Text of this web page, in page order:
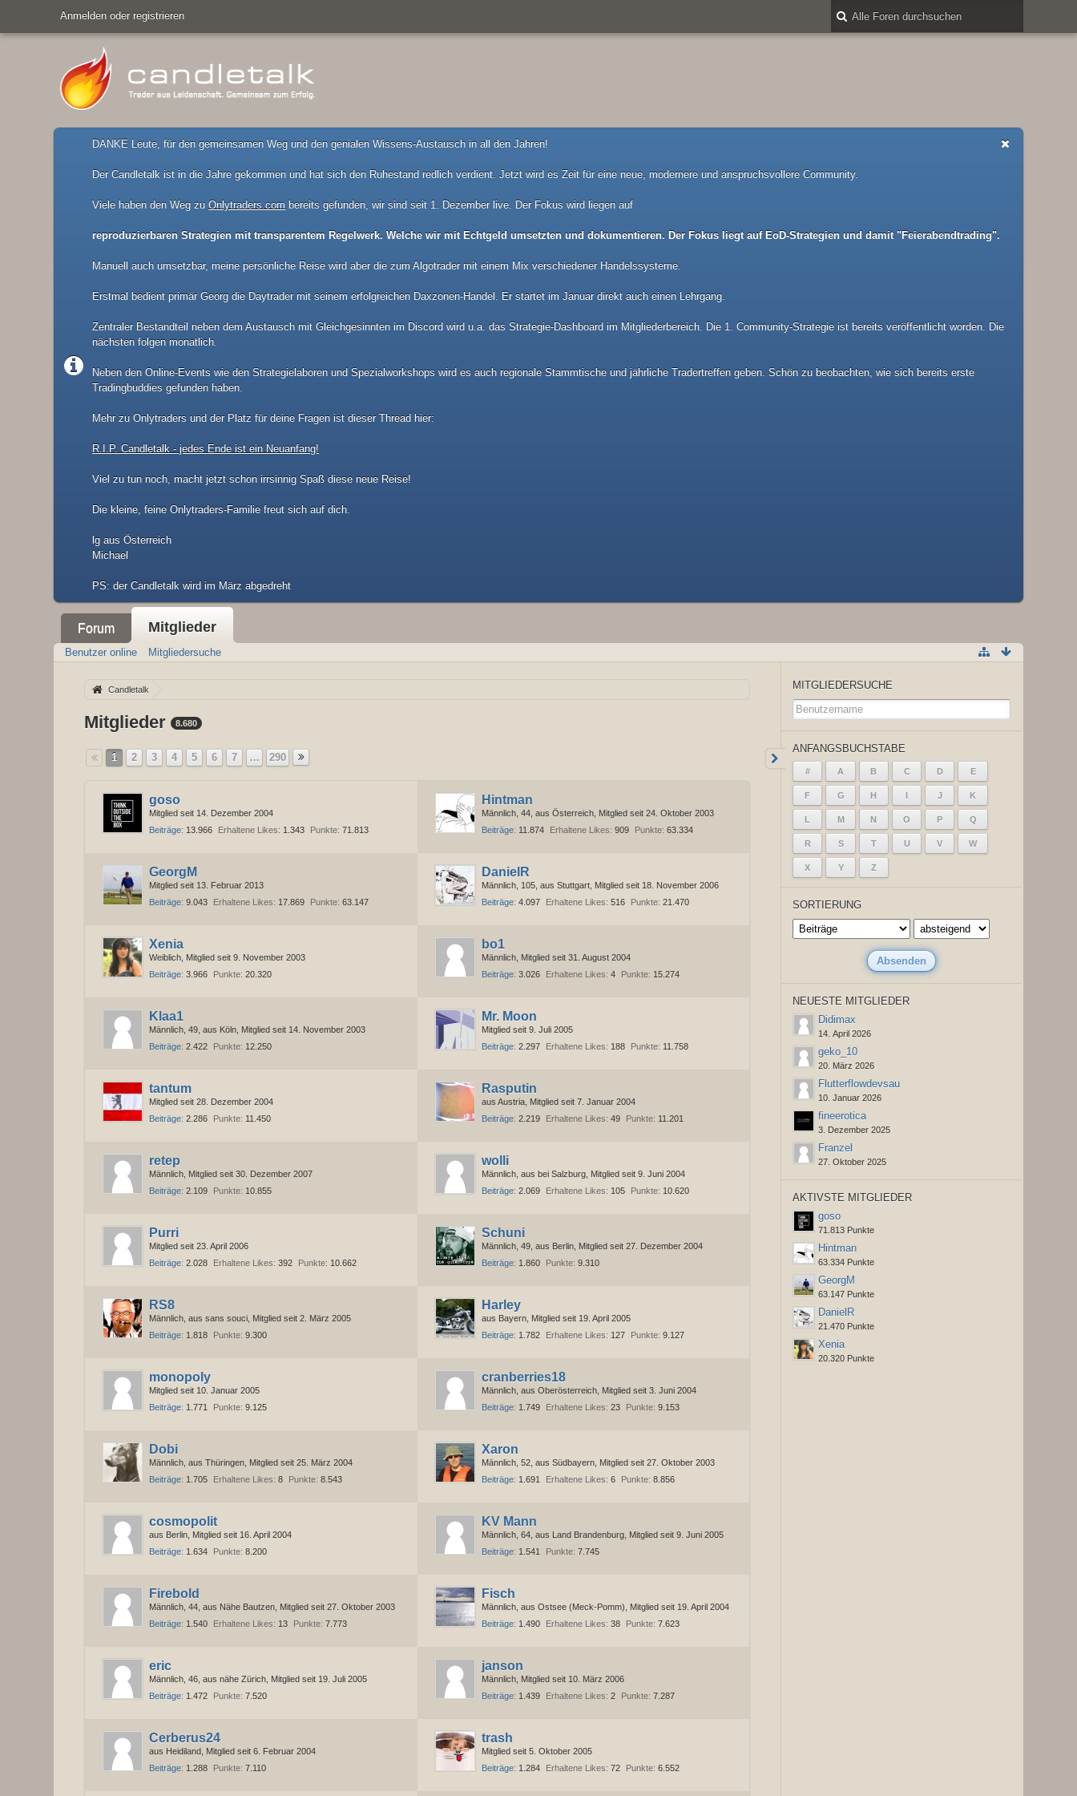
Anmelden oder registrieren
DANKE Leute, für den gemeinsamen Weg und den genialen Wissens-Austausch in all den Jahren!
Der Candletalk ist in die Jahre gekommen und hat sich den Ruhestand redlich verdient. Jetzt wird es Zeit für eine neue, modernere und anspruchsvollere Community.
Viele haben den Weg zuOnlytraders.com bereits gefunden, wir sind seit 1. Dezember live. Der Fokus wird liegen auf
reproduzierbaren Strategien mit transparentem Regelwerk. Welche wir mit Echtgeld umsetzten und dokumentieren. Der Fokus liegt auf EoD-Strategien und damit "Feierabendtrading".
Manuell auch umsetzbar, meine persönliche Reise wird aber die zum Algotrader mit einem Mix verschiedener Handelssysteme.
Erstmal bedient primär Georg die Daytrader mit seinem erfolgreichen Daxzonen-Handel. Er startet im Januar direkt auch einen Lehrgang.
Zentraler Bestandteil neben dem Austausch mit Gleichgesinnten im Discord wird u.a. das Strategie-Dashboard im Mitgliederbereich. Die 1. Community-Strategie ist bereits veröffentlicht worden. Die
nächsten folgen monatlich.
Neben den Online-Events wie den Strategielaboren und Spezialworkshops wird es auch regionale Stammtische und jährliche Tradertreffen geben. Schön zu beobachten, wie sich bereits erste
Tradingbuddies gefunden haben.
Mehr zu Onlytraders und der Platz für deine Fragen ist dieser Thread hier:
R.I.P. Candletalk - jedes Ende ist ein Neuanfang!
Viel zu tun noch, macht jetzt schon irrsinnig Spaß diese neue Reise!
Die kleine, feine Onlytraders-Familie freut sich auf dich.
lg aus Österreich
Michael
​PS: der Candletalk wird im März abgedreht
Forum Mitglieder
Benutzer online Mitgliedersuche
Candletalk
Mitglieder 8.680
1 2 3 4 5 6 7 … 290
goso
Mitglied seit 14. Dezember 2004
Beiträge 13.966 Erhaltene Likes 1.343 Punkte 71.813
Hintman
Männlich 44 aus Österreich
Mitglied seit 24. Oktober 2003
Beiträge
11.874 Erhaltene Likes 909 Punkte 63.334
GeorgM
Mitglied seit 13. Februar 2013
Beiträge 9.043 Erhaltene Likes 17.869 Punkte 63.147
DanielR
Männlich 105 aus Stuttgart
Mitglied seit 18. November 2006
Beiträge 4.097 Erhaltene Likes 516 Punkte 21.470
Xenia
Weiblich Mitglied seit 9. November 2003
Beiträge 3.966 Punkte 20.320
bo1
Männlich
Mitglied seit 31. August 2004
Beiträge 3.026 Erhaltene Likes 4 Punkte 15.274
Klaa1
Männlich 49 aus Köln Mitglied seit 14. November 2003
Beiträge 2.422 Punkte 12.250
Mr. Moon
Mitglied seit 9. Juli 2005
Beiträge 2.297 Erhaltene Likes 188 Punkte 11.758
tantum
Mitglied seit 28. Dezember 2004
Beiträge 2.286 Punkte 11.450
Rasputin
aus Austria
Mitglied seit 7. Januar 2004
Beiträge 2.219 Erhaltene Likes 49 Punkte 11.201
retep
Männlich Mitglied seit 30. Dezember 2007
Beiträge 2.109 Punkte 10.855
wolli
Männlich aus bei Salzburg
Mitglied seit 9. Juni 2004
Beiträge 2.069 Erhaltene Likes 105 Punkte 10.620
Purri
Mitglied seit 23. April 2006
Beiträge 2.028 Erhaltene Likes 392 Punkte 10.662
Schuni
Männlich 49 aus Berlin
Mitglied seit 27. Dezember 2004
Beiträge
1.860 Punkte 9.310
RS8
Männlich aus sans souci Mitglied seit 2. März 2005
Beiträge 1.818 Punkte 9.300
Harley
aus Bayern
Mitglied seit 19. April 2005
Beiträge
1.782 Erhaltene Likes 127 Punkte 9.127
monopoly
Mitglied seit 10. Januar 2005
Beiträge 1.771 Punkte 9.125
cranberries18
Männlich aus Oberösterreich
Mitglied seit 3. Juni 2004
Beiträge
1.749 Erhaltene Likes 23 Punkte 9.153
Dobi
Männlich aus Thüringen Mitglied seit 25. März 2004
Beiträge 1.705 Erhaltene Likes 8 Punkte 8.543
Xaron
Männlich 52 aus Südbayern
Mitglied seit 27. Oktober 2003
Beiträge
1.691 Erhaltene Likes 6 Punkte 8.856
cosmopolit
aus Berlin Mitglied seit 16. April 2004
Beiträge 1.634 Punkte 8.200
KV Mann
Männlich 64 aus Land Brandenburg
Mitglied seit 9. Juni 2005
Beiträge
1.541 Punkte 7.745
Firebold
Männlich 44 aus Nähe Bautzen Mitglied seit 27. Oktober 2003
Beiträge 1.540 Erhaltene Likes 13 Punkte 7.773
Fisch
Männlich aus Ostsee (Meck-Pomm)
Mitglied seit 19. April 2004
Beiträge
1.490 Erhaltene Likes 38 Punkte 7.623
eric
Männlich 46 aus nähe Zürich Mitglied seit 19. Juli 2005
Beiträge 1.472 Punkte 7.520
janson
Männlich
Mitglied seit 10. März 2006
Beiträge
1.439 Erhaltene Likes 2 Punkte 7.287
Cerberus24
aus Heidiland Mitglied seit 6. Februar 2004
Beiträge 1.288 Punkte 7.110
trash
Mitglied seit 5. Oktober 2005
Beiträge
1.284 Erhaltene Likes 72 Punkte 6.552
MITGLIEDERSUCHE
ANFANGSBUCHSTABE
# A B C D E
F G H I J K
L M N O P Q
R S T U V W
X Y Z
SORTIERUNG
NEUESTE MITGLIEDER
Didimax
14. April 2026
geko_10
20. März 2026
Flutterflowdevsau
10. Januar 2026
fineerotica
3. Dezember 2025
Franzel
27. Oktober 2025
AKTIVSTE MITGLIEDER
goso
71.813 Punkte
Hintman
63.334 Punkte
GeorgM
63.147 Punkte
DanielR
21.470 Punkte
Xenia
20.320 Punkte